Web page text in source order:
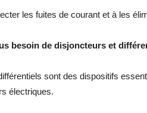
les fuites de courant et à les
besoin de disjoncteurs et
sont des dispositifs
électriques.